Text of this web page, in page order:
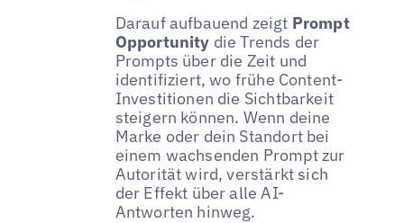
Darauf aufbauend zeigt Prompt
Opportunity die Trends der
Prompts über die Zeit und
identifiziert, wo frühe Content-
Investitionen die Sichtbarkeit
steigern können. Wenn deine
Marke oder dein Standort bei
einem wachsenden Prompt zur
Autorität wird, verstärkt sich
der Effekt über alle AI-
Antworten hinweg.